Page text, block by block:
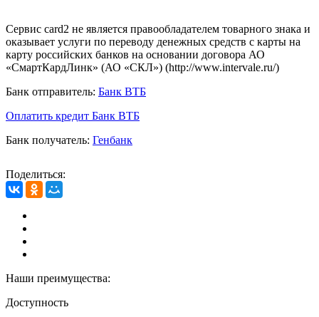
Сервис card2 не является правообладателем товарного знака и
оказывает услуги по переводу денежных средств с карты на
карту российских банков на основании договора АО
«СмартКардЛинк» (АО «СКЛ») (http://www.intervale.ru/)
Банк отправитель: Банк ВТБ
Оплатить кредит Банк ВТБ
Банк получатель: Генбанк
Поделиться:
Наши преимущества:
Доступность